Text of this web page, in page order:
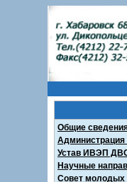
Общие
Устав ИВЭП
Научные
Совет молодых